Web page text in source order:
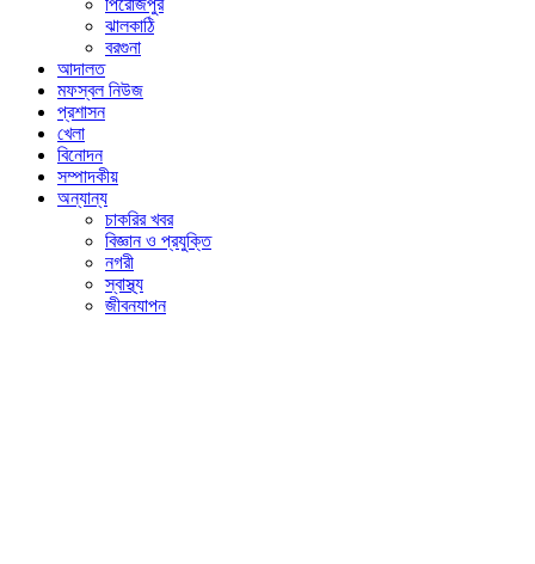
ঝালকাঠি
বরগুনা
আদালত
মফস্বল নিউজ
প্রশাসন
খেলা
বিনোদন
সম্পাদকীয়
অন্যান্য
চাকরির খবর
বিজ্ঞান ও প্রযুক্তি
নগরী
স্বাস্থ্য
জীবনযাপন